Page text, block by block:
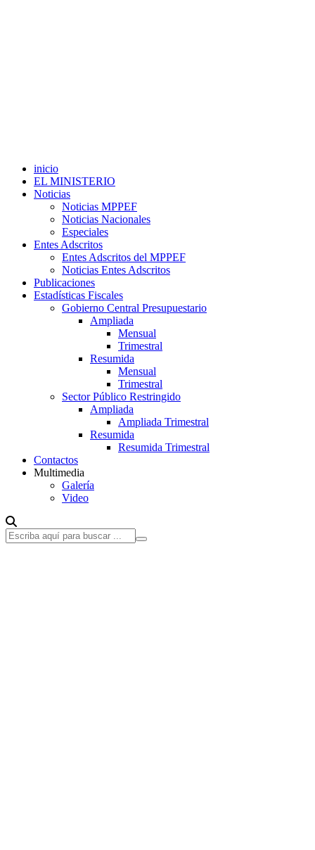
inicio
EL MINISTERIO
Noticias
Noticias MPPEF
Noticias Nacionales
Especiales
Entes Adscritos
Entes Adscritos del MPPEF
Noticias Entes Adscritos
Publicaciones
Estadísticas Fiscales
Gobierno Central Presupuestario
Ampliada
Mensual
Trimestral
Resumida
Mensual
Trimestral
Sector Público Restringido
Ampliada
Ampliada Trimestral
Resumida
Resumida Trimestral
Contactos
Multimedia
Galería
Video